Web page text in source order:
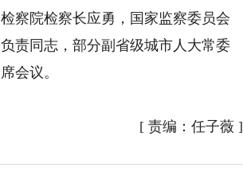
院检察长应勇，国家监察委员会
责同志，部分副省级城市人大常委
会议。
[ 责编：任子薇]